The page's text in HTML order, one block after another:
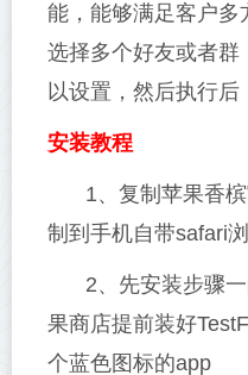
能，能够满足客户多
选择多个好友或者群
以设置，然后执行后
安装教程
1、复制苹果香
制到手机自带safari
2、先安装步骤
果商店提前装好
个蓝色图标的app